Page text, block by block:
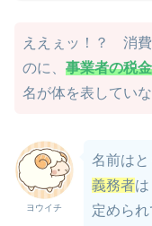
ええぇッ！？ 消
のに、 事業者の税金
名が体を表してい
ヨウイチ
名前はと
義務者は
定められ